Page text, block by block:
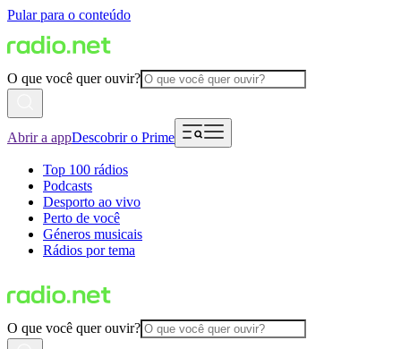
Pular para o conteúdo
O que você quer ouvir?
Abrir a appDescobrir o Prime
Top 100 rádios
Podcasts
Desporto ao vivo
Perto de você
Géneros musicais
Rádios por tema
O que você quer ouvir?